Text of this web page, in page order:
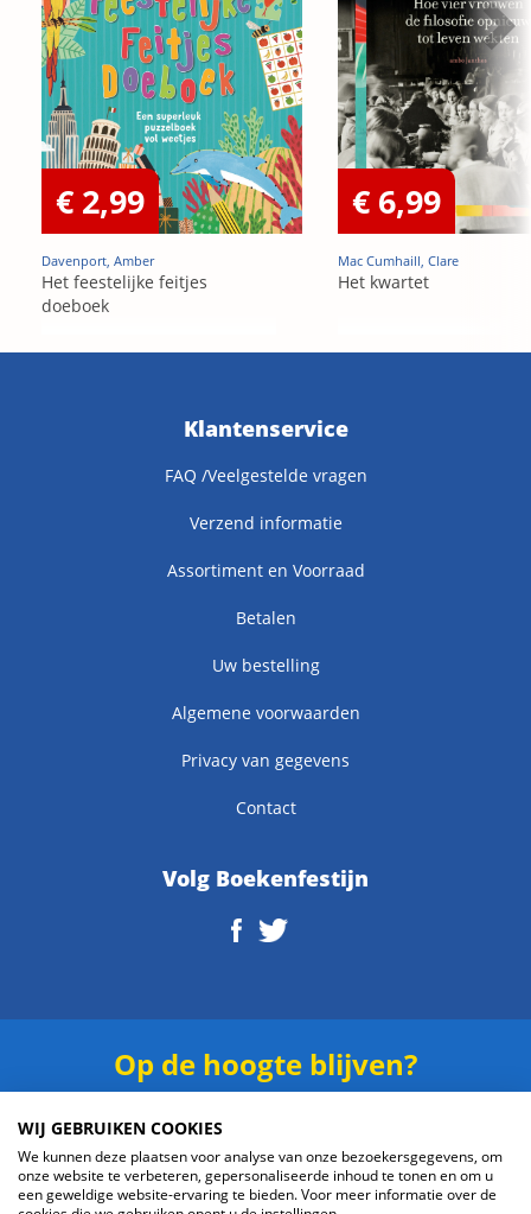
€ 2,99
Davenport, Amber
Het feestelijke feitjes
doeboek
€ 6,99
Mac Cumhaill, Clare
Het kwartet
Klantenservice
FAQ /Veelgestelde vragen
Verzend informatie
Assortiment en Voorraad
Betalen
Uw bestelling
Algemene voorwaarden
Privacy van gegevens
Contact
Volg Boekenfestijn
Op de hoogte blijven?
WIJ GEBRUIKEN COOKIES
We kunnen deze plaatsen voor analyse van onze bezoekersgegevens, om
onze website te verbeteren, gepersonaliseerde inhoud te tonen en om u
een geweldige website-ervaring te bieden. Voor meer informatie over de